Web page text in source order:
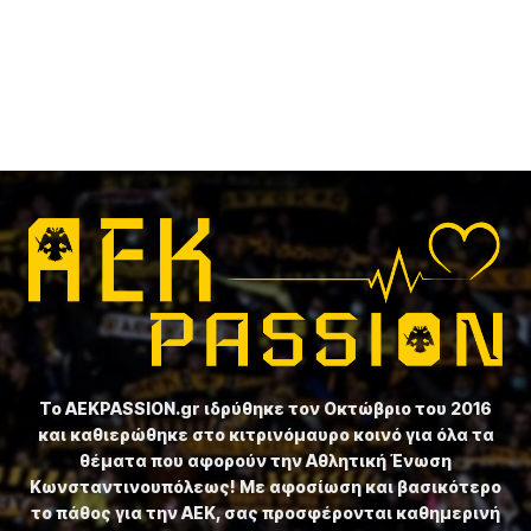
Το ⁦AEKPASSION.gr⁩ ιδρύθηκε τον Οκτώβριο του 2016
και καθιερώθηκε στο κιτρινόμαυρο κοινό για όλα τα
θέματα που αφορούν την Αθλητική Ένωση
Κωνσταντινουπόλεως! Με αφοσίωση και βασικότερο
το πάθος για την ΑΕΚ, σας προσφέρονται καθημερινή